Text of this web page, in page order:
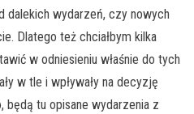
dalekich wydarzeń, czy nowych
Dlatego też chciałbym kilka
w odniesieniu właśnie do tych
w tle i wpływały na decyzję
będą tu opisane wydarzenia z